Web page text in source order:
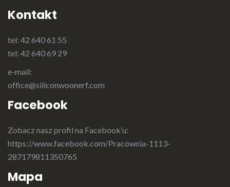
Kontakt
tel: 42 640 61 55
tel: 42 640 69 29
e-mail:
office@siliconwoonerf.com
Facebook
Zobacz nasz profil na Facebook’u:
https://www.facebook.com/Pracownia-1113-
287179811350765
Mapa